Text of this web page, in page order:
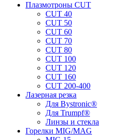
Плазмотроны CUT
CUT 40
CUT 50
CUT 60
CUT 70
CUT 80
CUT 100
CUT 120
CUT 160
CUT 200-400
Лазерная резка
Для Bystronic®
Для Trumpf®
Линзы и стекла
Горелки MIG/MAG